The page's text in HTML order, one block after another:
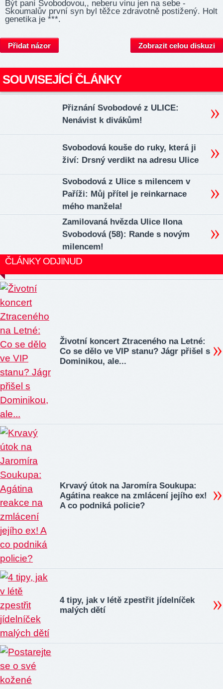
Být paní Svobodovou,, neberu vinu jen na sebe -
Skoumalův první syn byl těžce zdravotně postižený. Holt
genetika je ***.
Přidat názor Zobrazit celou diskuzi
SOUVISEJÍCÍ ČLÁNKY
Přiznání Svobodové z ULICE:
Nenávist k divákům!
Svobodová kouše do ruky, která ji
živí: Drsný verdikt na adresu Ulice
Svobodová z Ulice s milencem v
Paříži: Můj přítel je reinkarnace
mého manžela!
Zamilovaná hvězda Ulice Ilona
Svobodová (58): Rande s novým
milencem!
ČLÁNKY ODJINUD
Životní koncert Ztraceného na Letné:
Co se dělo ve VIP stanu? Jágr přišel s
Dominikou, ale...
Krvavý útok na Jaromíra Soukupa:
Agátina reakce na zmlácení jejího ex!
A co podniká policie?
4 tipy, jak v létě zpestřit jídelníček
malých dětí